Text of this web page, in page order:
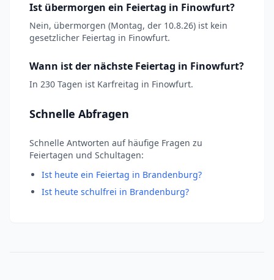
Ist übermorgen ein Feiertag in Finowfurt?
Nein, übermorgen (Montag, der 10.8.26) ist kein
gesetzlicher Feiertag in Finowfurt.
Wann ist der nächste Feiertag in Finowfurt?
In 230 Tagen ist Karfreitag in Finowfurt.
Schnelle Abfragen
Schnelle Antworten auf häufige Fragen zu
Feiertagen und Schultagen:
Ist heute ein Feiertag in Brandenburg?
Ist heute schulfrei in Brandenburg?